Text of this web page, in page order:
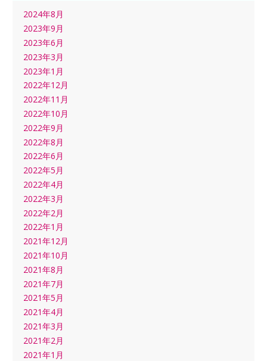
2024年8月
2023年9月
2023年6月
2023年3月
2023年1月
2022年12月
2022年11月
2022年10月
2022年9月
2022年8月
2022年6月
2022年5月
2022年4月
2022年3月
2022年2月
2022年1月
2021年12月
2021年10月
2021年8月
2021年7月
2021年5月
2021年4月
2021年3月
2021年2月
2021年1月